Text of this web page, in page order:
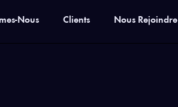
Nous Clients Nous Rejoindre